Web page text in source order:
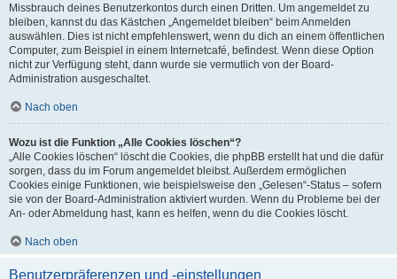
Missbrauch deines Benutzerkontos durch einen Dritten. Um angemeldet zu
bleiben, kannst du das Kästchen „Angemeldet bleiben“ beim Anmelden
auswählen. Dies ist nicht empfehlenswert, wenn du dich an einem öffentlichen
Computer, zum Beispiel in einem Internetcafé, befindest. Wenn diese Option
nicht zur Verfügung steht, dann wurde sie vermutlich von der Board-
Administration ausgeschaltet.
Nach oben
Wozu ist die Funktion „Alle Cookies löschen“?
„Alle Cookies löschen“ löscht die Cookies, die phpBB erstellt hat und die dafür
sorgen, dass du im Forum angemeldet bleibst. Außerdem ermöglichen
Cookies einige Funktionen, wie beispielsweise den „Gelesen“-Status – sofern
sie von der Board-Administration aktiviert wurden. Wenn du Probleme bei der
An- oder Abmeldung hast, kann es helfen, wenn du die Cookies löscht.
Nach oben
Benutzerpräferenzen und -einstellungen